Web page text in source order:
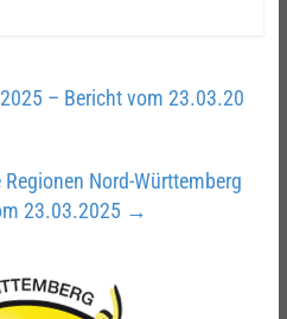
– Bericht vom 23.03.20
Nord-Württemberg
23.03.2025 →